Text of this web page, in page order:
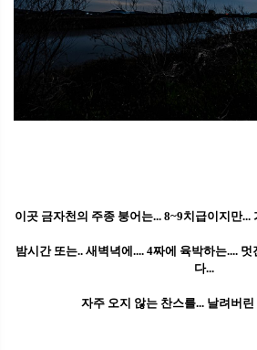
이곳 금자천의 주종 붕어는... 8~9치급이지만...
밤시간 또는.. 새벽녁에.... 4짜에 육박하는....
다...
자주 오지 않는 찬스를... 날려버